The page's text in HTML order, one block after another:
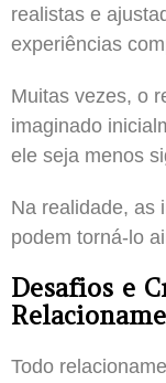
realistas e
experiências
Muitas vezes, o
imaginado
ele seja menos
Na realidade, as
podem torná-lo
Desafios e
Todo